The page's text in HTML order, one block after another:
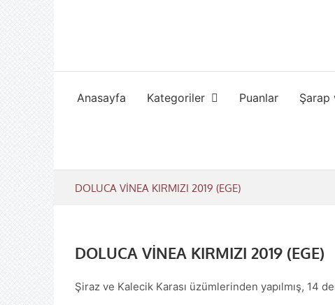
Anasayfa Kategoriler Puanlar Şarap
DOLUCA VİNEA KIRMIZI 2019 (EGE)
DOLUCA VİNEA KIRMIZI 2019 (EGE)
Şiraz ve Kalecik Karası üzümlerinden yapılmış, 14